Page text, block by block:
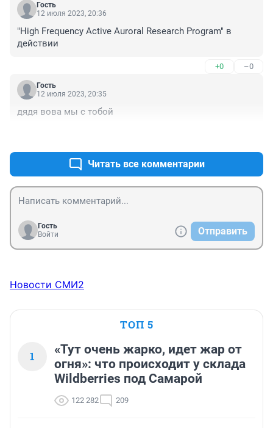
Гость
12 июля 2023, 20:36
"High Frequency Active Auroral Research Program" в
действии
+0 –0
Гость
12 июля 2023, 20:35
дядя вова мы с тобой
Читать все комментарии
Гость
Войти
Отправить
Новости СМИ2
ТОП 5
1
«Тут очень жарко, идет жар от
огня»: что происходит у склада
Wildberries под Самарой
122 282 209